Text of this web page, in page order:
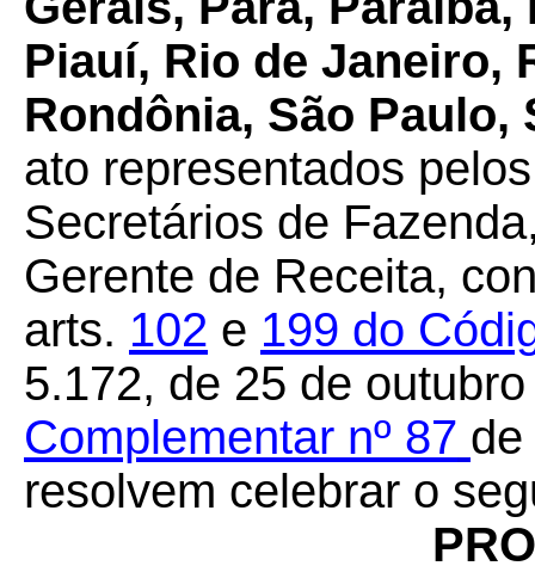
Piauí, Rio de Janeiro,
Rondônia, São Paulo,
ato representados
Secretários de
Gerente de Receita,
arts. 102 e 199 do
5.172, de 25 de
Complementar nº 87 de
resolvem celebrar o